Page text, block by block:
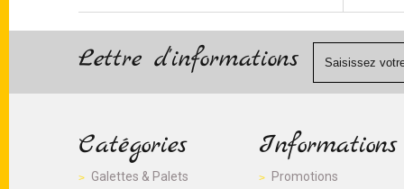
Lettre d'informations
Catégories
Galettes & Palets
Informations
Promotions